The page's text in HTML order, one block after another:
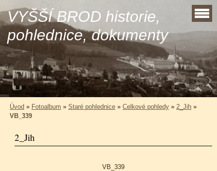
VYŠŠÍ BROD historie,
pohlednice, dokumenty
Úvod » Fotoalbum » Staré pohlednice » Celkové pohledy » 2_Jih »
VB_339
2_Jih
VB_339